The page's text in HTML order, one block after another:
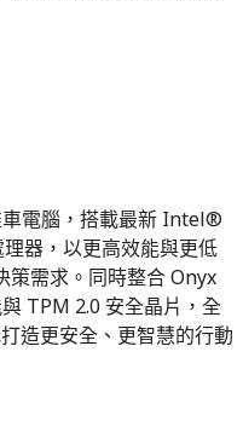
電腦，搭載最新 Intel®
器，以更高效能與更低
策需求。同時整合 Onyx
TPM 2.0 安全晶片，全
造更安全、更智慧的行動